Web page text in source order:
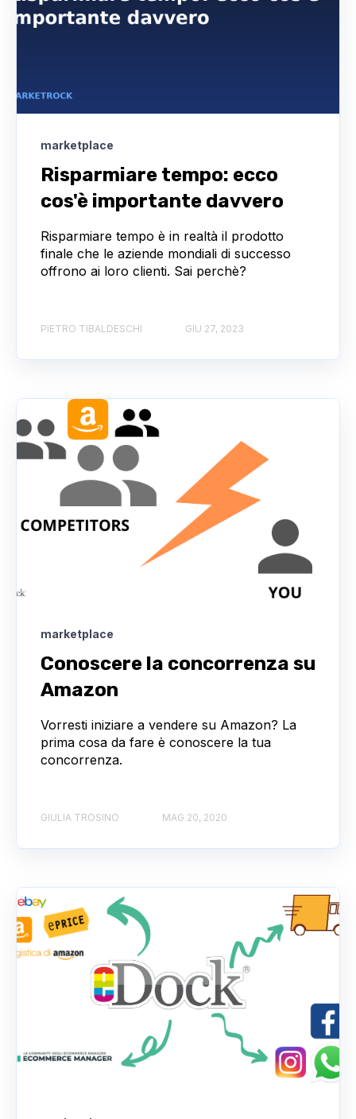
marketplace
Risparmiare tempo: ecco
cos'è importante davvero
Risparmiare tempo è in realtà il prodotto
finale che le aziende mondiali di successo
offrono ai loro clienti. Sai perchè?
PIETRO TIBALDESCHI GIU 27, 2023
marketplace
Conoscere la concorrenza su
Amazon
Vorresti iniziare a vendere su Amazon? La
prima cosa da fare è conoscere la tua
concorrenza.
GIULIA TROSINO MAG 20, 2020